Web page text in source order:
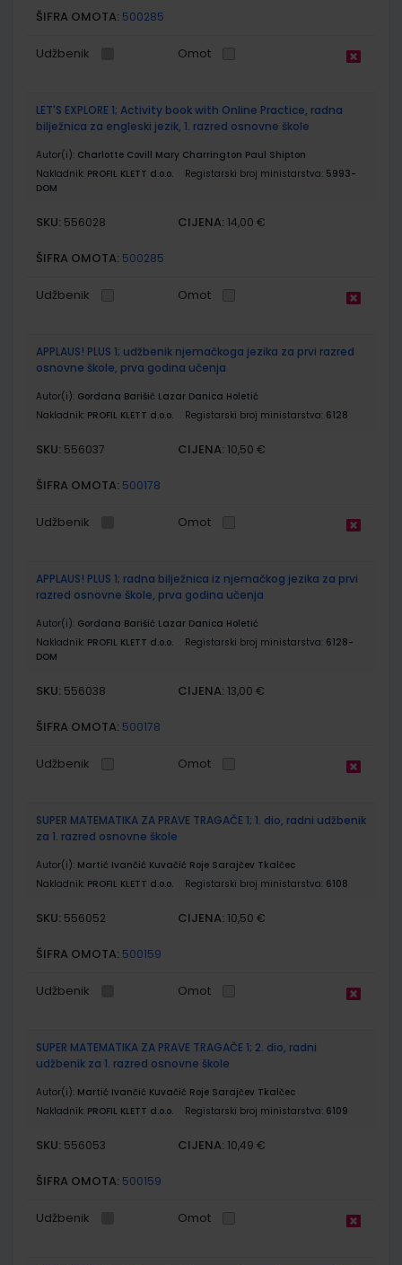
ŠIFRA OMOTA: 500285
Udžbenik Omot
LET'S EXPLORE 1; Activity book with Online Practice, radna
bilježnica za engleski jezik, 1. razred osnovne škole
Autor(i): Charlotte Covill Mary Charrington Paul Shipton
Nakladnik: PROFIL KLETT d.o.o. Registarski broj ministarstva: 5993-
DOM
SKU: 556028 CIJENA: 14,00 €
ŠIFRA OMOTA: 500285
Udžbenik Omot
APPLAUS! PLUS 1; udžbenik njemačkoga jezika za prvi razred
osnovne škole, prva godina učenja
Autor(i): Gordana Barišić Lazar Danica Holetić
Nakladnik: PROFIL KLETT d.o.o. Registarski broj ministarstva: 6128
SKU: 556037 CIJENA: 10,50 €
ŠIFRA OMOTA: 500178
Udžbenik Omot
APPLAUS! PLUS 1; radna bilježnica iz njemačkog jezika za prvi
razred osnovne škole, prva godina učenja
Autor(i): Gordana Barišić Lazar Danica Holetić
Nakladnik: PROFIL KLETT d.o.o. Registarski broj ministarstva: 6128-
DOM
SKU: 556038 CIJENA: 13,00 €
ŠIFRA OMOTA: 500178
Udžbenik Omot
SUPER MATEMATIKA ZA PRAVE TRAGAČE 1; 1. dio, radni udžbenik
za 1. razred osnovne škole
Autor(i): Martić Ivančić Kuvačić Roje Sarajčev Tkalčec
Nakladnik: PROFIL KLETT d.o.o. Registarski broj ministarstva: 6108
SKU: 556052 CIJENA: 10,50 €
ŠIFRA OMOTA: 500159
Udžbenik Omot
SUPER MATEMATIKA ZA PRAVE TRAGAČE 1; 2. dio, radni
udžbenik za 1. razred osnovne škole
Autor(i): Martić Ivančić Kuvačić Roje Sarajčev Tkalčec
Nakladnik: PROFIL KLETT d.o.o. Registarski broj ministarstva: 6109
SKU: 556053 CIJENA: 10,49 €
ŠIFRA OMOTA: 500159
Udžbenik Omot